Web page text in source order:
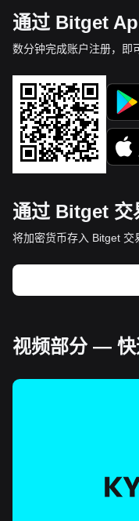
通过 Bitget
数分钟完成账户注册，即
通过 Bitget 交
将加密货币存入 Bitget 交
视频部分 — 快